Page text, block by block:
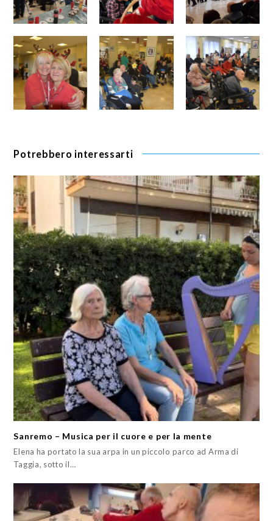
Potrebbero interessarti
Sanremo – Musica per il cuore e per la mente
Elena ha portato la sua arpa in un piccolo parco ad Arma di
Taggia, sotto il…